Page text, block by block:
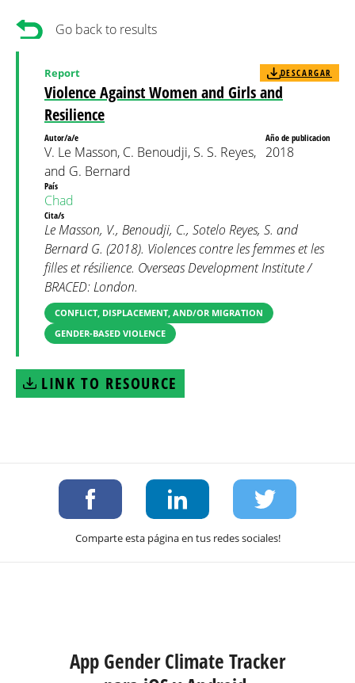
Go back to results
Violence Against Women and Girls and
Resilience
Report DESCARGAR
Autor/a/e
V. Le Masson, C. Benoudji, S. S. Reyes,
and G. Bernard
Año de publicacion
2018
País
Chad
Cita/s
Le Masson, V., Benoudji, C., Sotelo Reyes, S. and
Bernard G. (2018). Violences contre les femmes et les
filles et résilience. Overseas Development Institute /
BRACED: London.
CONFLICT, DISPLACEMENT, AND/OR MIGRATION
GENDER-BASED VIOLENCE
LINK TO RESOURCE
Comparte esta página en tus redes sociales!
App Gender Climate Tracker